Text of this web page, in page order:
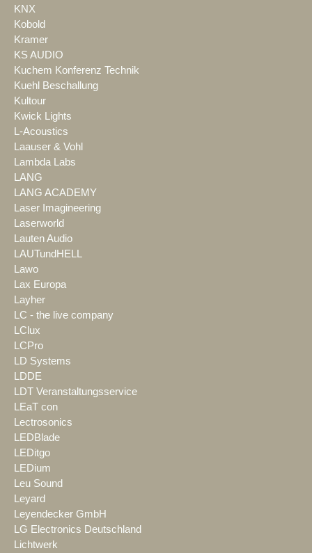
KNX
Kobold
Kramer
KS AUDIO
Kuchem Konferenz Technik
Kuehl Beschallung
Kultour
Kwick Lights
L-Acoustics
Laauser & Vohl
Lambda Labs
LANG
LANG ACADEMY
Laser Imagineering
Laserworld
Lauten Audio
LAUTundHELL
Lawo
Lax Europa
Layher
LC - the live company
LClux
LCPro
LD Systems
LDDE
LDT Veranstaltungsservice
LEaT con
Lectrosonics
LEDBlade
LEDitgo
LEDium
Leu Sound
Leyard
Leyendecker GmbH
LG Electronics Deutschland
Lichtwerk